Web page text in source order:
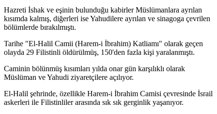
Hazreti İshak ve eşinin bulunduğu kabirler Müslümanlara ayrılan
kısımda kalmış, diğerleri ise Yahudilere ayrılan ve sinagoga çevrilen
bölümlerde bırakılmıştı.
Tarihe "El-Halil Camii (Harem-i İbrahim) Katliamı" olarak geçen
olayda 29 Filistinli öldürülmüş, 150'den fazla kişi yaralanmıştı.
Caminin bölünmüş kısımları yılda onar gün karşılıklı olarak
Müslüman ve Yahudi ziyaretçilere açılıyor.
El-Halil şehrinde, özellikle Harem-i İbrahim Camisi çevresinde İsrail
askerleri ile Filistinliler arasında sık sık gerginlik yaşanıyor.